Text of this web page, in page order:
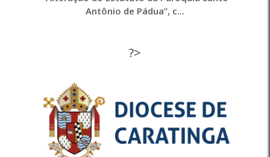
Antônio de Pádua”, c...
?>